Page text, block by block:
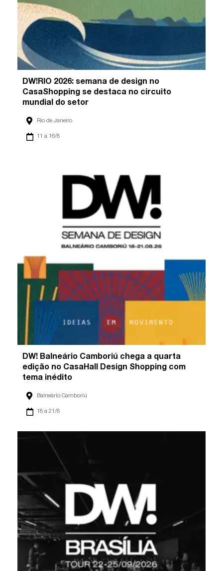
DW!RIO 2026: semana de design no
CasaShopping se destaca no circuito
mundial do setor
Rio de Janeiro
11 a 16/8
DW! Balneário Camboriú chega a quarta
edição no CasaHall Design Shopping com
tema inédito
Balneário Camboriú
18 a 21/8